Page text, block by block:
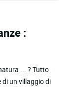
:
... ? Tutto
un villaggio di